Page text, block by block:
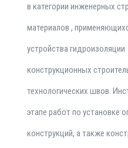
в категории инженерных
материалов ,
устройства гидроизоляции
конструкционных
технологических швов.
этапе работ по установке
конструкций, а также